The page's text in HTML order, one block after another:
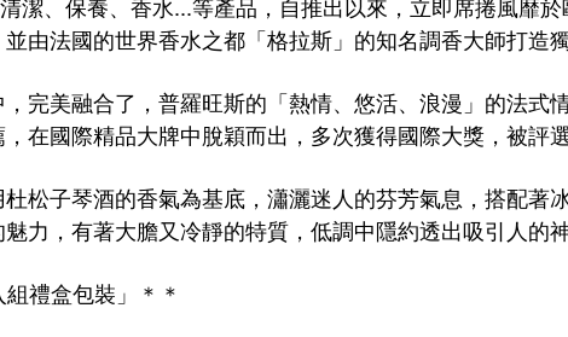
由法國的世界香水之都「格拉斯」的知名調香大師打造獨
完美融合了，普羅旺斯的「熱情、 悠活、浪漫」 的法式
在國際精品大牌中脫穎而出 ，多次獲得國際大獎，被評
松子琴酒的香氣為基底，瀟灑迷人的芬芳氣息，搭配著
力，有著大膽又冷靜的特質，低調中隱約透出吸引人的神
禮盒包裝」＊＊